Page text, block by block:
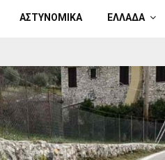
ΑΣΤΥΝΟΜΙΚΆ ΕΛΛΆΔΑ